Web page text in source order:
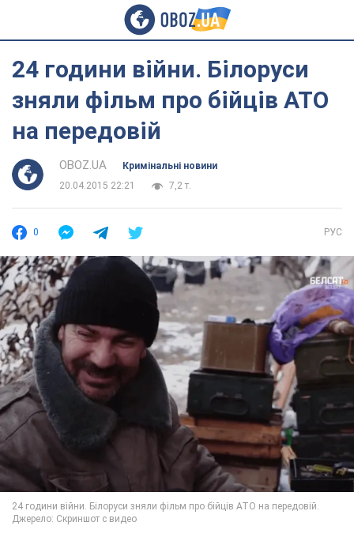
24 години війни. Білоруси
зняли фільм про бійців АТО
на передовій
OBOZ.UA
Кримінальні новини
20.04.2015 22:21
7,2 т.
0 РУС